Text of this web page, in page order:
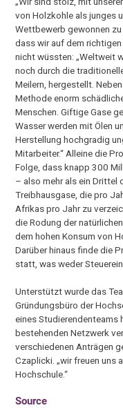
von Holzkohle als junges
Wettbewerb gewonnen zu
dass wir auf dem
nicht wüssten: „Weltweit
noch durch die
Meilern, hergestellt.
Methode enorm
Menschen. Giftige Gase
Wasser werden mit Ölen
Herstellung hochgradig
Mitarbeiter.“ Alleine die
Folge, dass knapp 300
– also mehr als ein Drittel
Treibhausgase, die pro
Afrikas pro Jahr zu
die Rodung der
dem hohen Konsum von
Darüber hinaus finde die
statt, was weder
Unterstützt wurde das
Gründungsbüro der
eines Studierendenteams
bestehenden Netzwerk
verschiedenen Anträgen
Czaplicki. „wir freuen uns
Hochschule.“
Source